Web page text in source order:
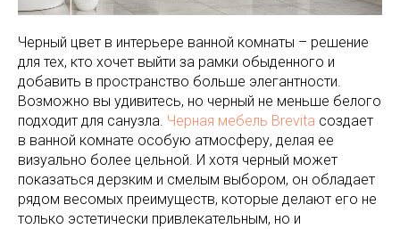
Черный цвет в интерьере ванной комнаты – решение
для тех, кто хочет выйти за рамки обыденного и
добавить в пространство больше элегантности.
Возможно вы удивитесь, но черный не меньше белого
подходит для санузла. Черная мебель Brevita создает
в ванной комнате особую атмосферу, делая ее
визуально более цельной. И хотя черный может
показаться дерзким и смелым выбором, он обладает
рядом весомых преимуществ, которые делают его не
только эстетически привлекательным, но и